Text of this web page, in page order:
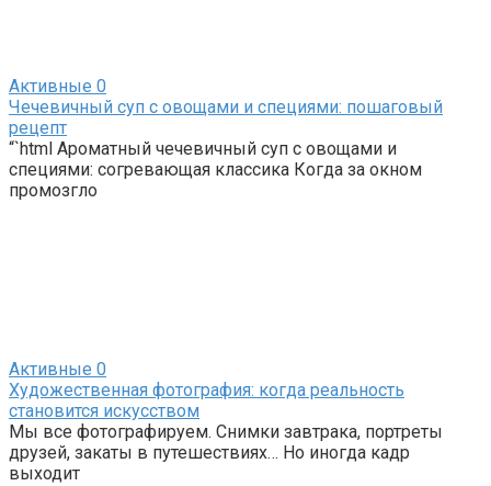
Активные 0
Чечевичный суп с овощами и специями: пошаговый
рецепт
“`html Ароматный чечевичный суп с овощами и
специями: согревающая классика Когда за окном
промозгло
Активные 0
Художественная фотография: когда реальность
становится искусством
Мы все фотографируем. Снимки завтрака, портреты
друзей, закаты в путешествиях… Но иногда кадр
выходит